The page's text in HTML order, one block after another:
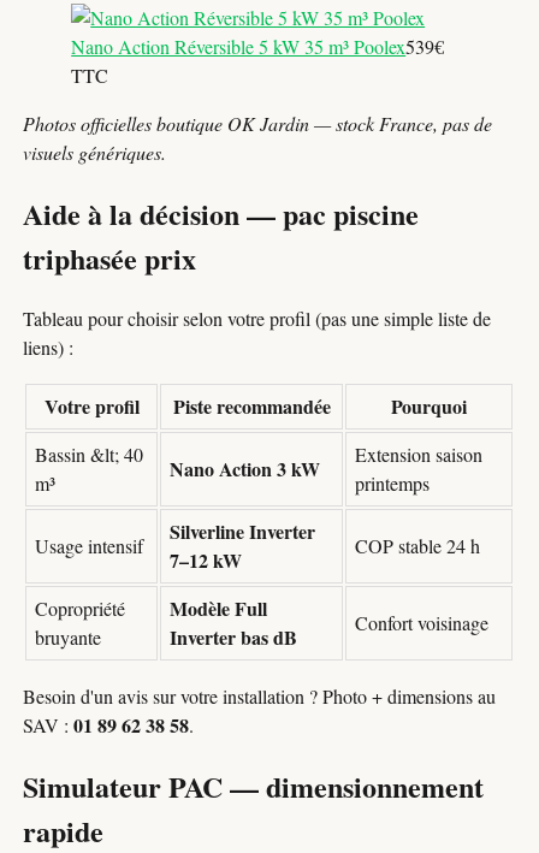
Nano Action Réversible 5 kW 35 m³ Poolex539€
TTC
Photos officielles boutique OK Jardin — stock France, pas de
visuels génériques.
Aide à la décision — pac piscine
triphasée prix
Tableau pour choisir selon votre profil (pas une simple liste de
liens) :
Votre profil Piste recommandée Pourquoi
Bassin &lt; 40
m³
Nano Action 3 kW
Extension saison
printemps
Usage intensif
Silverline Inverter
7–12 kW
COP stable 24 h
Copropriété
bruyante
Modèle Full
Inverter bas dB
Confort voisinage
Besoin d'un avis sur votre installation ? Photo + dimensions au
SAV :01 89 62 38 58.
Simulateur PAC — dimensionnement
rapide